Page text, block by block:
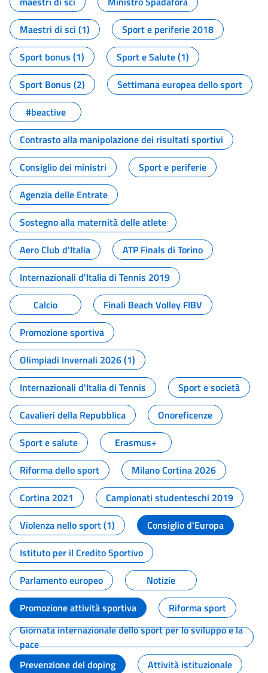
Maestri di sci (1)
Sport e periferie 2018
Sport bonus (1)
Sport e Salute (1)
Sport Bonus (2)
Settimana europea dello sport
#beactive
Contrasto alla manipolazione dei risultati sportivi
Consiglio dei ministri
Sport e periferie
Agenzia delle Entrate
Sostegno alla maternità delle atlete
Aero Club d'Italia
ATP Finals di Torino
Internazionali d'Italia di Tennis 2019
Calcio
Finali Beach Volley FIBV
Promozione sportiva
Olimpiadi Invernali 2026 (1)
Internazionali d'Italia di Tennis
Sport e società
Cavalieri della Repubblica
Onoreficenze
Sport e salute
Erasmus+
Riforma dello sport
Milano Cortina 2026
Cortina 2021
Campionati studenteschi 2019
Violenza nello sport (1)
Consiglio d'Europa
Istituto per il Credito Sportivo
Parlamento europeo
Notizie
Promozione attività sportiva
Riforma sport
Giornata internazionale dello sport per lo sviluppo e la
pace
Prevenzione del doping
Attività istituzionale